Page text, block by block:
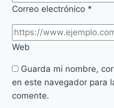
Correo electrónico *
Web
Guarda mi nombre,
en este navegador para
comente.